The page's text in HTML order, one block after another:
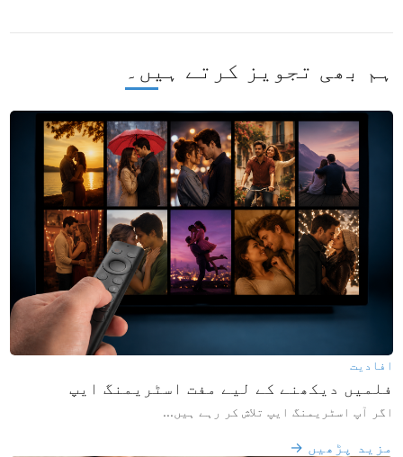
ہم بھی تجویز کرتے ہیں۔
افادیت
فلمیں دیکھنے کے لیے مفت اسٹریمنگ ایپ
اگر آپ اسٹریمنگ ایپ تلاش کر رہے ہیں...
مزید پڑھیں →